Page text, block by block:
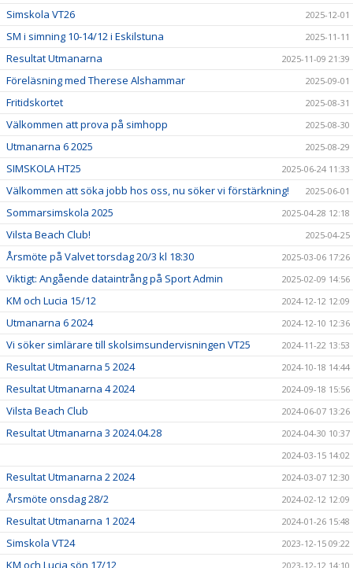
Simskola VT26 2025-12-01
SM i simning 10-14/12 i Eskilstuna 2025-11-11
Resultat Utmanarna 2025-11-09 21:39
Föreläsning med Therese Alshammar 2025-09-01
Fritidskortet 2025-08-31
Välkommen att prova på simhopp 2025-08-30
Utmanarna 6 2025 2025-08-29
SIMSKOLA HT25 2025-06-24 11:33
Välkommen att söka jobb hos oss, nu söker vi förstärkning! 2025-06-01
Sommarsimskola 2025 2025-04-28 12:18
Vilsta Beach Club! 2025-04-25
Årsmöte på Valvet torsdag 20/3 kl 18:30 2025-03-06 17:26
Viktigt: Angående dataintrång på Sport Admin 2025-02-09 14:56
KM och Lucia 15/12 2024-12-12 12:09
Utmanarna 6 2024 2024-12-10 12:36
Vi söker simlärare till skolsimsundervisningen VT25 2024-11-22 13:53
Resultat Utmanarna 5 2024 2024-10-18 14:44
Resultat Utmanarna 4 2024 2024-09-18 15:56
Vilsta Beach Club 2024-06-07 13:26
Resultat Utmanarna 3 2024.04.28
2024-04-30 10:37
2024-03-15 14:02
Resultat Utmanarna 2 2024 2024-03-07 12:30
Årsmöte onsdag 28/2 2024-02-12 12:09
Resultat Utmanarna 1 2024 2024-01-26 15:48
Simskola VT24 2023-12-15 09:22
KM och Lucia sön 17/12 2023-12-12 14:10